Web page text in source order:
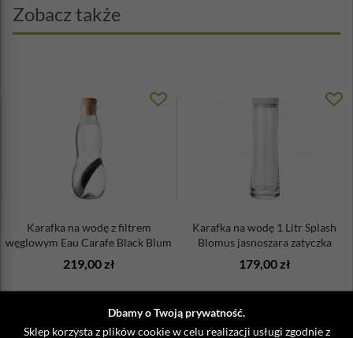
Dbamy o Twoją prywatność.
Sklep korzysta z plików cookie w celu realizacji usługi zgodnie z
rozlaniem wody, dzięki przymocowanemu do niego zamknięciu.
Praktyczne pręty znajdujące się przy otworze skutecznie
zatrzymują lód oraz kawałki owoców w butelce. Karafka została
gości przepyszną, naturalną wodą tudzież smakową własnej roboty.
Materiał: szkło, tworzywo sztuczne, silikon, Cromargan®
uszkodzenia i zadrapania, działanie kwasów z warzyw i
owoców, nie absorbuje zapachów - polerowana stal
nierdzewna 18/10
Średnica: 11,3cm
Pojemność: 1,5 Litra
Zobacz także
Karafka na wodę z filtrem
węglowym Eau Carafe Black Blum
219,00 zł
Karafka na wodę 1 Litr Splash
Blomus jasnoszara zatyczka
179,00 zł